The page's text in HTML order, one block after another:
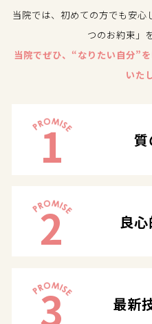
当院では、初めての方でも安
つのお約束」
当院でぜひ、“なりたい自分”
いた
1
2 良
3 最新